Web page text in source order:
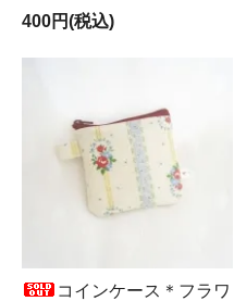
400円(税込)
コインケース＊フラワ